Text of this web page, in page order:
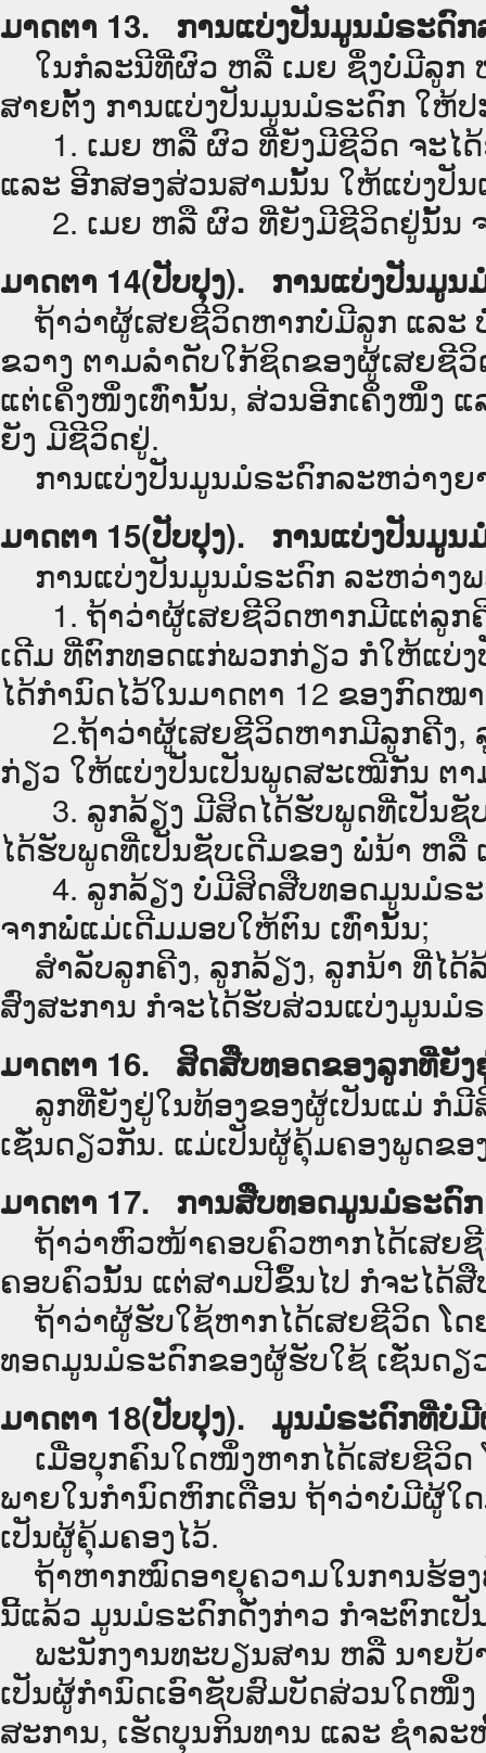
ມາດຕາ 13. ການແບ່ງປັນມູນມໍຣະດົ
ໃນກໍລະນີທີ່ຜົວ ຫລື ເມຍ ຊຶ່ງບໍ່ມີລູກ
ສາຍຕັ້ງ ການແບ່ງປັນມູນມໍຣະດົກ ໃຫ້ປ
1. ເມຍ ຫລື ຜົວ ທີ່ຍັງມີຊີວິດ ຈະໄ
ແລະ ອີກສອງສ່ວນສາມນັ້ນ ໃຫ້ແບ່ງປັ
2. ເມຍ ຫລື ຜົວ ທີ່ຍັງມີຊີວິດຢູ່ນັ້ນ
ມາດຕາ 14(ປັບປຸງ). ການແບ່ງປັນມູ
ຖ້າວ່າຜູ້ເສຍຊີວິດຫາກບໍ່ມີລູກ ແລະ
ຂວາງ ຕາມລຳດັບໃກ້ຊິດຂອງຜູ້ເສຍຊີ
ແຕ່ເຄິ່ງໜຶ່ງເທົ່ານັ້ນ, ສ່ວນອີກເຄິ່ງໜຶ່ງ
ຍັງ ມີຊີວິດຢູ່.
ການແບ່ງປັນມູນມໍຣະດົກລະຫວ່າງຍ
ມາດຕາ 15(ປັບປຸງ). ການແບ່ງປັນມູ
ການແບ່ງປັນມູນມໍຣະດົກ ລະຫວ່າງ
1. ຖ້າວ່າຜູ້ເສຍຊີວິດຫາກມີແຕ່ລູກ
ເດີມ ທີ່ຕົກທອດແກ່ພວກກ່ຽວ ກໍໃຫ້ແບ່
ໄດ້ກຳນົດໄວ້ໃນມາດຕາ 12 ຂອງກົດໝ
2.ຖ້າວ່າຜູ້ເສຍຊີວິດຫາກມີລູກຄີງ,
ກ່ຽວ ໃຫ້ແບ່ງປັນເປັນພູດສະເໝີກັນ ຕາ
3. ລູກລ້ຽງ ມີສິດໄດ້ຮັບພູດທີ່ເປັນຊັ
ໄດ້ຮັບພູດທີ່ເປັນຊັບເດີມຂອງ ພໍ່ນ້າ ຫລື
4. ລູກລ້ຽງ ບໍ່ມີສິດສືບທອດມູນມໍຣະ
ຈາກພໍ່ແມ່ເດີມມອບໃຫ້ຕົນ ເທົ່ານັ້ນ;
ສຳລັບລູກຄີງ, ລູກລ້ຽງ, ລູກນ້າ ທີ່ໄດ້
ສົ່ງສະການ ກໍຈະໄດ້ຮັບສ່ວນແບ່ງມູນ
ມາດຕາ 16. ສິດສືບທອດຂອງລູກທີ່ຍັງ
ລູກທີ່ຍັງຢູ່ໃນທ້ອງຂອງຜູ້ເປັນແມ່່ ກໍ
ເຊັ່ນດຽວກັນ. ແມ່ເປັນຜູ້ຄຸ້ມຄອງພູດຂອ
ມາດຕາ 17. ການສືບທອດມູນມໍຣະດົ
ຖ້າວ່າຫົວໜ້າຄອບຄົວຫາກໄດ້ເສຍ
ຄອບຄົວນັ້ນ ແຕ່ສາມປີຂຶ້ນໄປ ກໍຈະໄດ້
ຖ້າວ່າຜູ້ຮັບໃຊ້ຫາກໄດ້ເສຍຊີວິດ ໂ
ທອດມູນມໍຣະດົກຂອງຜູ້ຮັບໃຊ້ ເຊັ່ນດຽ
ມາດຕາ 18(ປັບປຸງ). ມູນມໍຣະດົກທີ່ບໍ່
ເມື່ອບຸກຄົນໃດໜຶ່ງຫາກໄດ້ເສຍຊີວິ
ພາຍໃນກຳນົດຫົກເດືອນ ຖ້າວ່າບໍ່ມີຜູ້
ເປັນຜູ້ຄຸ້ມຄອງໄວ້.
ຖ້າຫາກໝົດອາຍຸຄວາມໃນການຮ້ອງ
ນີ້ແລ້ວ ມູນມໍຣະດົກດັ່ງກ່າວ ກໍຈະຕົກເ
ພະນັກງານທະບຽນສານ ຫລື ນາຍບ້
ເປັນຜູ້ກຳນົດເອົາຊັບສົມບັດສ່ວນໃດໜຶ່
ສະການ, ເຮັດບຸນກິນທານ ແລະ ຊຳລ